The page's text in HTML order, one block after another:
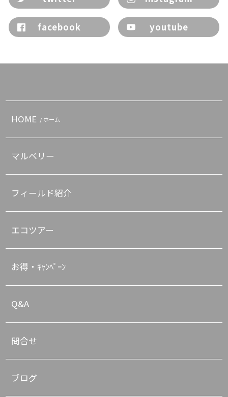
facebook youtube
HOME / ホーム
マルベリー
フィールド紹介
エコツアー
お得・ｷｬﾝﾍﾟｰﾝ
Q&A
問合せ
ブログ